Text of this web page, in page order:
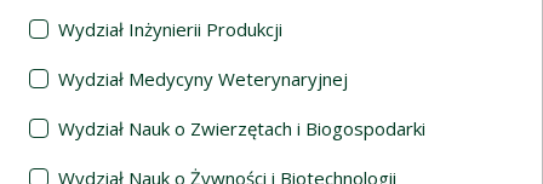
Wydział Inżynierii Produkcji
Wydział Medycyny Weterynaryjnej
Wydział Nauk o Zwierzętach i Biogospodarki
Wydział Nauk o Żywności i Biotechnologii